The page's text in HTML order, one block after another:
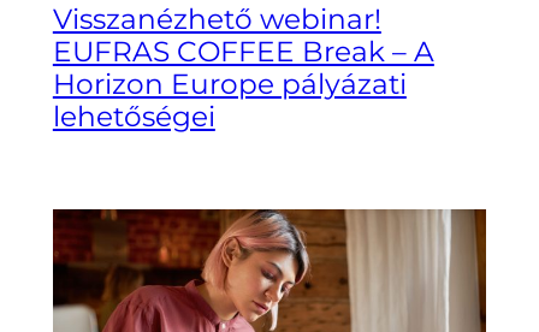
Visszanézhető webinar!
EUFRAS COFFEE Break – A
Horizon Europe pályázati
lehetőségei